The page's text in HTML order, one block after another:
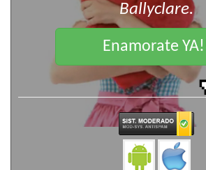
Ballyclare.
Enamorate